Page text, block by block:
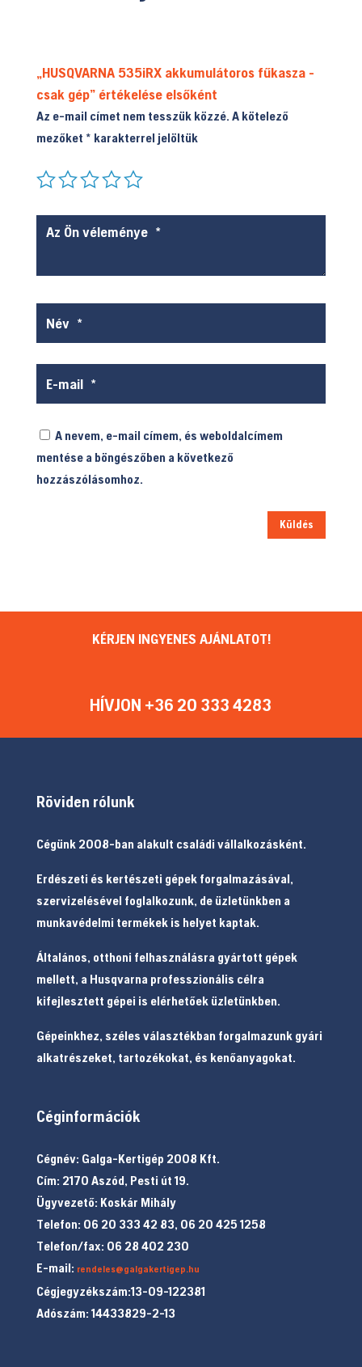
„HUSQVARNA 535iRX akkumulátoros fűkasza -
csak gép” értékelése elsőként
Az e-mail címet nem tesszük közzé. A kötelező
mezőket * karakterrel jelöltük
A nevem, e-mail címem, és weboldalcímem
mentése a böngészőben a következő
hozzászólásomhoz.
Küldés
KÉRJEN INGYENES AJÁNLATOT!
HÍVJON +36 20 333 4283
Röviden rólunk
Cégünk 2008-ban alakult családi vállalkozásként.
Erdészeti és kertészeti gépek forgalmazásával,
szervizelésével foglalkozunk, de üzletünkben a
munkavédelmi termékek is helyet kaptak.
Általános, otthoni felhasználásra gyártott gépek
mellett, a Husqvarna professzionális célra
kifejlesztett gépei is elérhetőek üzletünkben.
Gépeinkhez, széles választékban forgalmazunk gyári
alkatrészeket, tartozékokat, és kenőanyagokat.
Céginformációk
Cégnév: Galga-Kertigép 2008 Kft.
Cím: 2170 Aszód, Pesti út 19.
Ügyvezető: Koskár Mihály
Telefon: 06 20 333 42 83, 06 20 425 1258
Telefon/fax: 06 28 402 230
E-mail: rendeles@galgakertigep.hu
Cégjegyzékszám:13-09-122381
Adószám: 14433829-2-13